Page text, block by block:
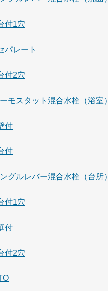
付1穴
パレート
付2穴
モスタット混合水栓（浴室）
付
付
グルレバー混合水栓（台所）
付1穴
付
付2穴